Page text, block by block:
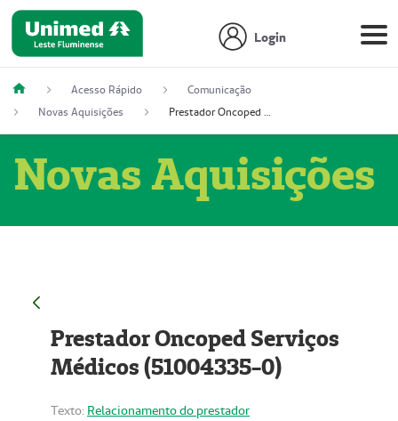
Login
Acesso Rápido
Comunicação
Novas Aquisições
Prestador Oncoped Serviços Médicos (51004335-0)
Novas Aquisições
Prestador Oncoped Serviços
Médicos (51004335-0)
Texto: Relacionamento do prestador